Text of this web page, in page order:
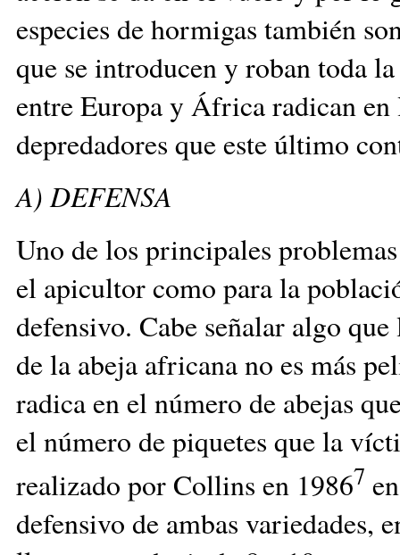
especies de hormigas también
que se introducen y roban toda
entre Europa y África radican
depredadores que este
A) DEFENSA
Uno de los principales
el apicultor como para la
defensivo. Cabe señalar algo
de la abeja africana no es más
radica en el número de abejas
el número de piquetes que la
realizado por Collins en 19867
defensivo de ambas variedades,